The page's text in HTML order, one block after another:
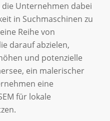
die Unternehmen dabei
in Suchmaschinen zu
Reihe von
darauf abzielen,
und potenzielle
ein malerischer
eine
für lokale